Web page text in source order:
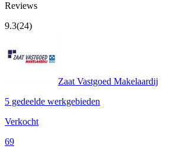
Reviews
9.3(24)
Zaat Vastgoed Makelaardij
5 gedeelde werkgebieden
Verkocht
69